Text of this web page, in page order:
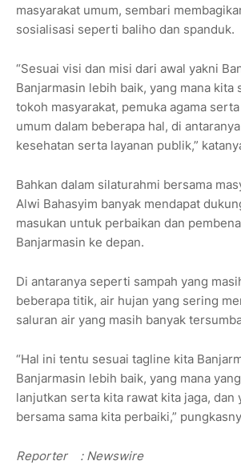
masyarakat umum, sembari
sosialisasi seperti baliho dan spanduk.
“Sesuai visi dan misi dari awal yakni
Banjarmasin lebih baik, yang mana kita
tokoh masyarakat, pemuka agama
umum dalam beberapa hal, di
kesehatan serta layanan publik,”
Bahkan dalam silaturahmi bersama
Alwi Bahasyim banyak mendapat
masukan untuk perbaikan dan
Banjarmasin ke depan.
Di antaranya seperti sampah yang
beberapa titik, air hujan yang sering
saluran air yang masih banyak
“Hal ini tentu sesuai tagline kita
Banjarmasin lebih baik, yang mana
lanjutkan serta kita rawat kita jaga, dan
bersama sama kita perbaiki,”
Reporter : Newswire